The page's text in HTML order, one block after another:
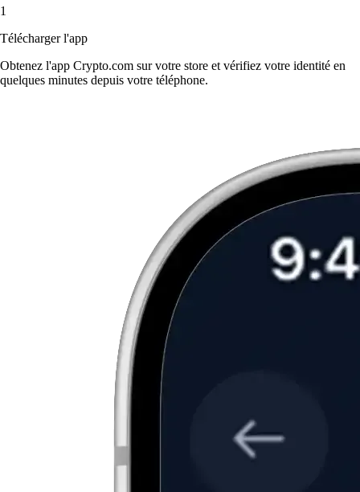
1
Télécharger l'app
Obtenez l'app Crypto.com sur votre store et vérifiez votre identité en
quelques minutes depuis votre téléphone.